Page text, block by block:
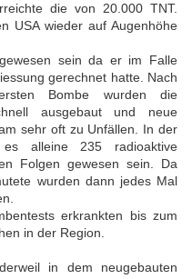
die von 20.000 TNT.
USA wieder auf Augenhöhe
sein da er im Falle
gerechnet hatte. Nach
Bombe wurden die
ausgebaut und neue
sehr oft zu Unfällen. In der
es alleine 235 radioaktive
Folgen gewesen sein. Da
wurden dann jedes Mal
erkrankten bis zum
in der Region.
in dem neugebauten